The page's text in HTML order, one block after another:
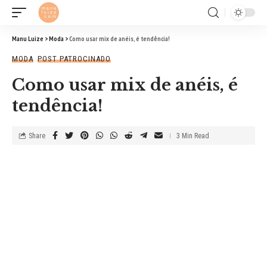
Manu Luize >Moda >Como usar mix de anéis, é tendência!
MODA POST PATROCINADO
Como usar mix de anéis, é
tendência!
Share 3 Min Read